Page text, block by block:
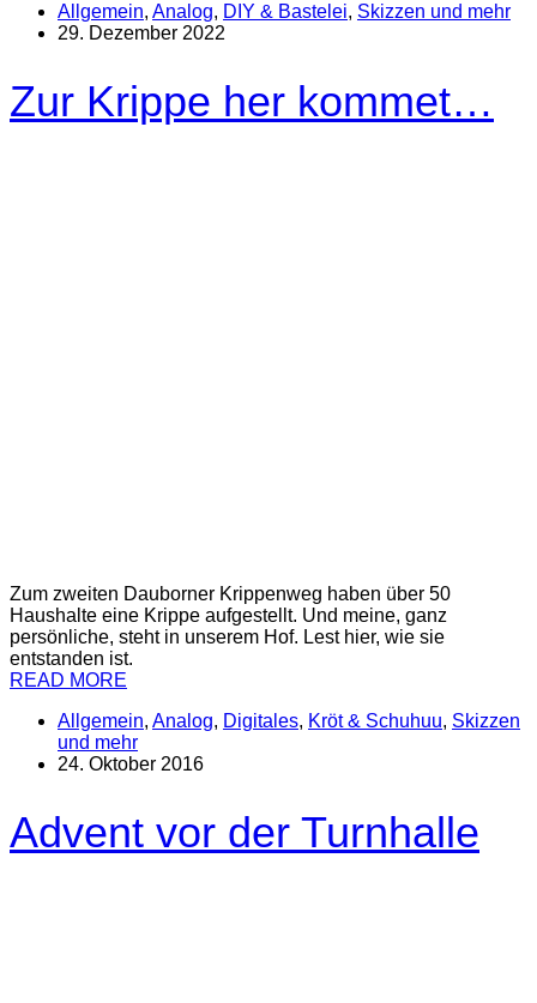
Allgemein, Analog, DIY & Bastelei, Skizzen und mehr
29. Dezember 2022
Zur Krippe her kommet…
Zum zweiten Dauborner Krippenweg haben über 50
Haushalte eine Krippe aufgestellt. Und meine, ganz
persönliche, steht in unserem Hof. Lest hier, wie sie
entstanden ist.
READ MORE
Allgemein, Analog, Digitales, Kröt & Schuhuu, Skizzen
und mehr
24. Oktober 2016
Advent vor der Turnhalle